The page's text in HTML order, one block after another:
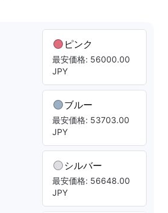
ピンク
最安価格: 56000.00
JPY
ブルー
最安価格: 53703.00
JPY
シルバー
最安価格: 56648.00
JPY